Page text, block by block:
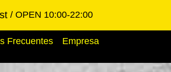
OPEN 10:00-22:00
Frecuentes
Empresa